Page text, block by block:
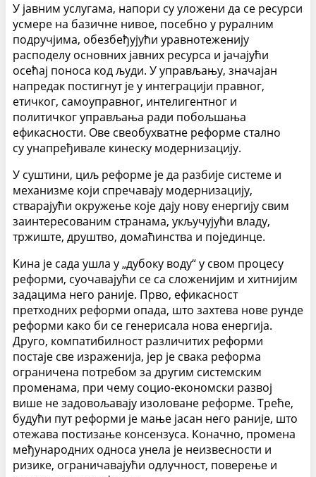
У јавним услугама, напори су уложени да се ресурси
усмере на базичне нивое, посебно у руралним
подручјима, обезбеђујући уравнотеженију
расподелу основних јавних ресурса и јачајући
осећај поноса код људи. У управљању, значајан
напредак постигнут је у интеграцији правног,
етичког, самоуправног, интелигентног и
политичког управљања ради побољшања
ефикасности. Ове свеобухватне реформе стално
су унапређивале кинеску модернизацију.
У суштини, циљ реформе је да разбије системе и
механизме који спречавају модернизацију,
стварајући окружење које дају нову енергију свим
заинтересованим странама, укључујући владу,
тржиште, друштво, домаћинства и појединце.
Кина је сада ушла у „дубоку воду“ у свом процесу
реформи, суочавајући се са сложенијим и хитнијим
задацима него раније. Прво, ефикасност
претходних реформи опада, што захтева нове рунде
реформи како би се генерисала нова енергија.
Друго, компатибилност различитих реформи
постаје све израженија, јер је свака реформа
ограничена потребом за другим системским
променама, при чему социо-економски развој
више не задовољавају изоловане реформе. Треће,
будући пут реформи је мање јасан него раније, што
отежава постизање консензуса. Коначно, промена
међународних односа унела је неизвесности и
ризике, ограничавајући одлучност, поверење и